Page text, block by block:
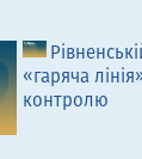
«гаряча
контролю